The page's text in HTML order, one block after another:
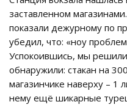
заставленном
показали дежурному по
убедил, что: «ноу
Успокоившись, мы
обнаружили: стакан на
магазинчике наверху – 1
нему ещё шикарные